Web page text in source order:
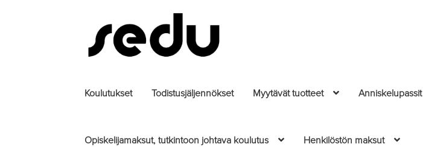
Siirry
navigointiin
Siirry
sisältöön
Koulutukset Todistusjäljennökset Myytävät tuotteet Anniskelupassit
Opiskelijamaksut, tutkintoon johtava koulutus Henkilöstön maksut